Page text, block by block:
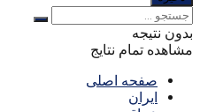
بدون نتیجه
مشاهده تمام نتایج
صفحه اصلی
ایران